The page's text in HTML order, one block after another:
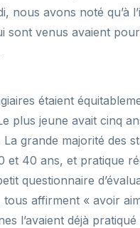
nous avons noté qu’à
sont venus avaient
étaient
plus jeune avait cinq
La grande majorité des
et 40 ans, et pratique
questionnaire
tous affirment « avoir
l’avaient déjà